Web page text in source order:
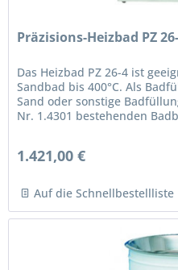
Präzisions-Heizbad PZ
Das Heizbad PZ 26-4 ist
Sandbad bis 400°C. Als
Sand oder sonstige
Nr. 1.4301 bestehenden
1.421,00 €
Auf die Schnellbestellliste